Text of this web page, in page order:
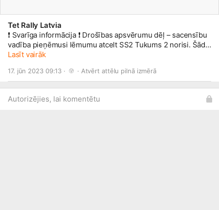
Tet Rally Latvia
❗ Svarīga informācija ❗ Drošības apsvērumu dēļ – sacensību
vadība pieņēmusi lēmumu atcelt SS2 Tukums 2 norisi. Šāds
lēmums ļauj parūpēties par drošu sacensību norisi, visām
piešķirot divu minūšu starta intervālu – tādējādi samazinot
pārlieku lielā putekļu apjoma radītos drošības riskus.
https://2023.lvrally.com/lat/jaunumi/3...
Lasīt vairāk
17. jūn 2023 09:13 · · Atvērt attēlu pilnā izmērā
Autorizējies, lai komentētu